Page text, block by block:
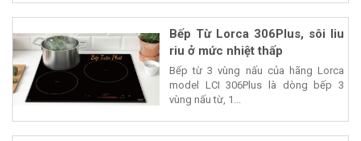
Bếp Từ Lorca 306Plus, sôi liu
riu ở mức nhiệt thấp
Bếp từ 3 vùng nấu của hãng Lorca
model LCI 306Plus là dòng bếp 3
vùng nấu từ, 1...